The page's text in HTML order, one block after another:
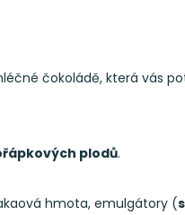
čokoládě, která vás
plodů.
hmota, emulgátory (